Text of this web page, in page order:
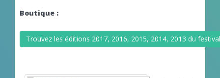
Boutique :
Trouvez les éditions 2017, 2016, 2015, 2014, 2013 du